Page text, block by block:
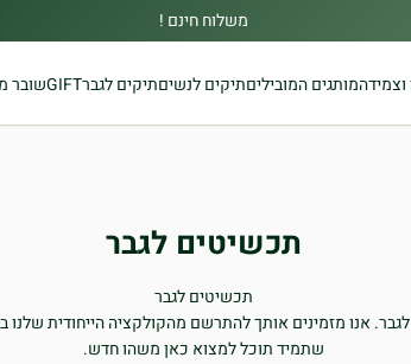
משלוח חינם !
מתנה מיוחדת בכל בקנייה ! מבצע הקיץ|הזמן למהתחדש|כל האתר30% הנחה!בהקשת
קוד קופון👇 המותגים המוביליםתיקים לנשיםתיקים לגברGIFTשובר
תכשיטים לגבר
תכשיטים לגבר
לגבר. אנו מזמינים אותך להתרשם מהקולקציה הייחודית
שתמיד תוכל למצוא כאן משהו חדש.